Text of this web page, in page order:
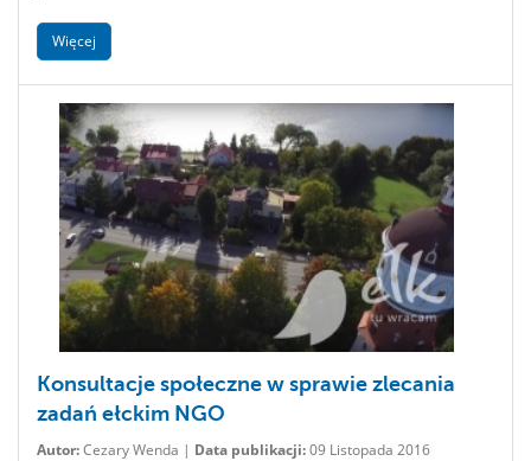
Więcej
Konsultacje społeczne w sprawie zlecania
zadań ełckim NGO
Autor:Cezary Wenda | Data publikacji:09 Listopada 2016